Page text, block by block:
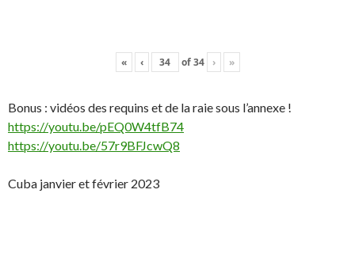
« ‹ of34 › »
Bonus : vidéos des requins et de la raie sous l’annexe !
https://youtu.be/pEQ0W4tfB74
https://youtu.be/57r9BFJcwQ8
Cuba janvier et février 2023